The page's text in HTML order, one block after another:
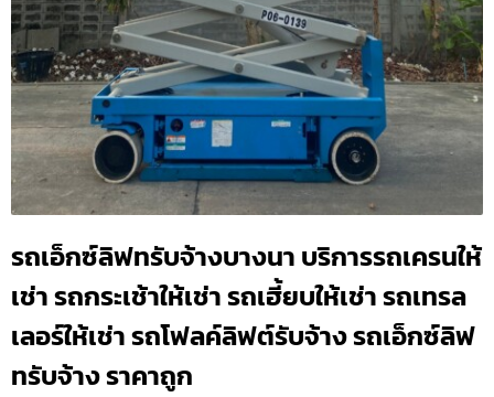
รถเอ็กซ์ลิฟทรับจ้างบางนา บริการรถเครนให้
เช่า รถกระเช้าให้เช่า รถเฮี้ยบให้เช่า รถเทรล
เลอร์ให้เช่า รถโฟลค์ลิฟต์รับจ้าง รถเอ็กซ์ลิฟ
ทรับจ้าง ราคาถูก